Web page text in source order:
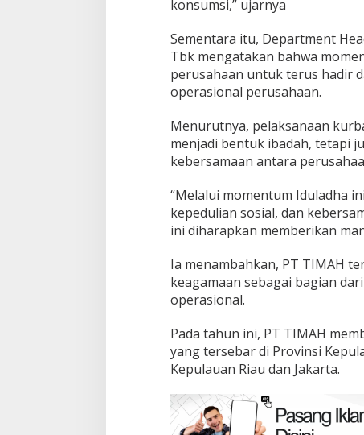
konsumsi,” ujarnya
Sementara itu, Department
Tbk mengatakan bahwa
perusahaan untuk terus hadir
operasional perusahaan.
Menurutnya, pelaksanaan
menjadi bentuk ibadah, tetapi
kebersamaan antara
“Melalui momentum Iduladha
kepedulian sosial, dan
ini diharapkan memberikan
Ia menambahkan, PT TIMAH
keagamaan sebagai bagian
operasional.
Pada tahun ini, PT TIMAH
yang tersebar di Provinsi
Kepulauan Riau dan Jakarta.